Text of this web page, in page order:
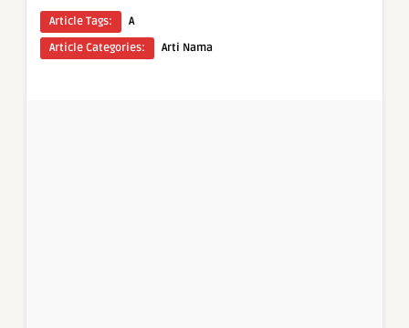
Article Tags:
A
Article Categories:
Arti Nama